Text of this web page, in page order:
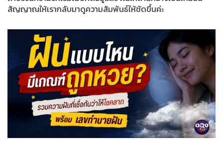
สัญญาณให้เรากลับมาดูความสัมพันธ์ให้ชัดขึ้นค่ะ